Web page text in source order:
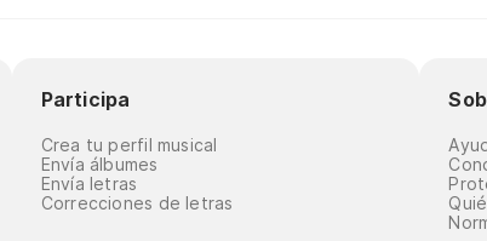
Participa
Crea tu perfil musical
Envía álbumes
Envía letras
Correcciones de letras